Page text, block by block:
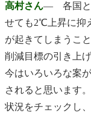
高村さん― 各国と
せても2℃上昇に抑
が起きてしまうこ
削減目標の引き上
今はいろいろな案
されると思います
状況をチェックし